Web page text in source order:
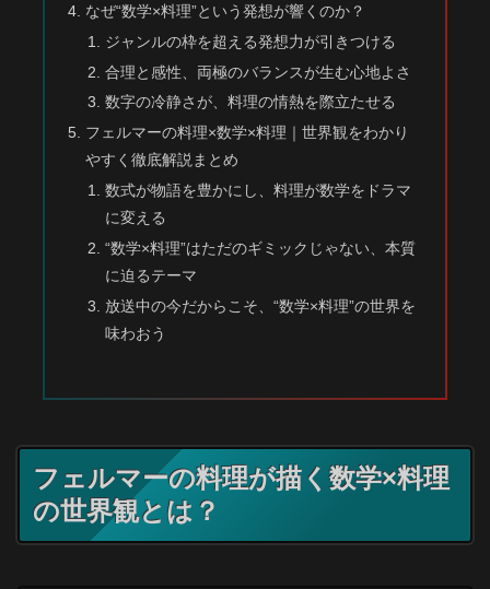
なぜ“数学×料理”という発想が響くのか？
ジャンルの枠を超える発想力が引きつける
合理と感性、両極のバランスが生む心地よさ
数字の冷静さが、料理の情熱を際立たせる
フェルマーの料理×数学×料理｜世界観をわかり
やすく徹底解説まとめ
数式が物語を豊かにし、料理が数学をドラマ
に変える
“数学×料理”はただのギミックじゃない、本質
に迫るテーマ
放送中の今だからこそ、“数学×料理”の世界を
味わおう
フェルマーの料理が描く数学×料理
の世界観とは？